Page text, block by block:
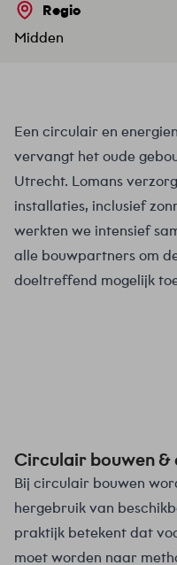
Regio
Midden
Een circulair en
vervangt het oude
Utrecht. Lomans
installaties, inclusief
werkten we intensief
alle bouwpartners om
doeltreffend mogelijk
Circulair bouwen
Bij circulair bouwen
hergebruik van
praktijk betekent dat
moet worden naar